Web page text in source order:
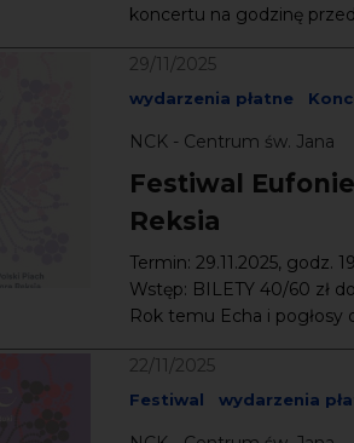
koncertu na godzinę
29/11/2025
wydarzenia płatne
NCK - Centrum św. Jana
Festiwal
Reksia
Termin: 29.11.2025, godz.
Wstęp: BILETY 40/60 zł
Rok temu Echa i pogłosy
22/11/2025
Festiwal wydarzenia